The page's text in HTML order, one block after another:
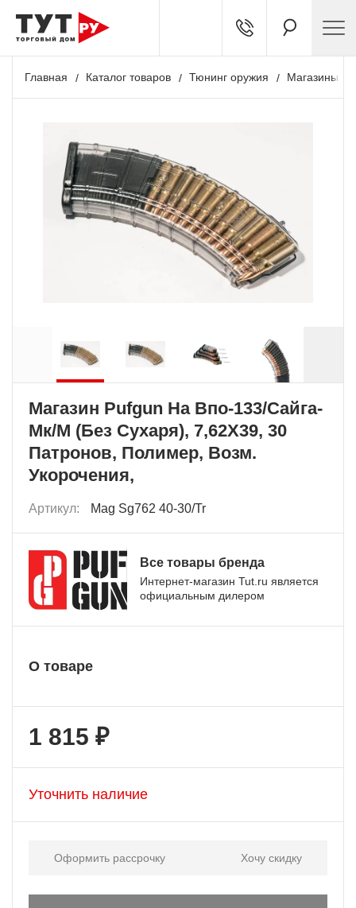
Главная Каталог товаров Тюнинг оружия Магазины
Магазин Pufgun На Впо-133/Сайга-
Мк/М (Без Сухаря), 7,62Х39, 30
Патронов, Полимер, Возм.
Укорочения,
Артикул: Mag Sg762 40-30/Tr
Все товары бренда
Интернет-магазин Tut.ru является
официальным дилером
О товаре
1 815 ₽
Уточнить наличие
Оформить рассрочку Хочу скидку